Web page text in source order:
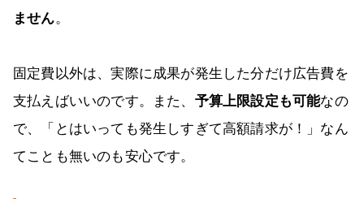
ません。
固定費以外は、実際に成果が発生した分だけ広告費を
支払えばいいのです。また、 予算上限設定も可能なの
で、「とはいっても発生しすぎて高額請求が！」なん
てことも無いのも安心です。